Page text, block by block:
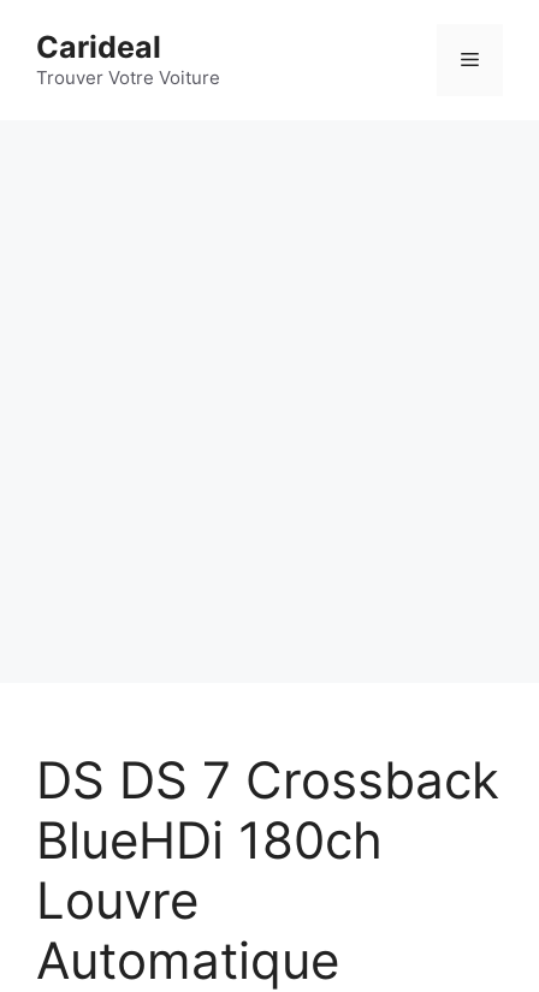
contenu
Carideal
Trouver Votre Voiture
Menu
DS DS 7 Crossback
BlueHDi 180ch
Louvre
Automatique